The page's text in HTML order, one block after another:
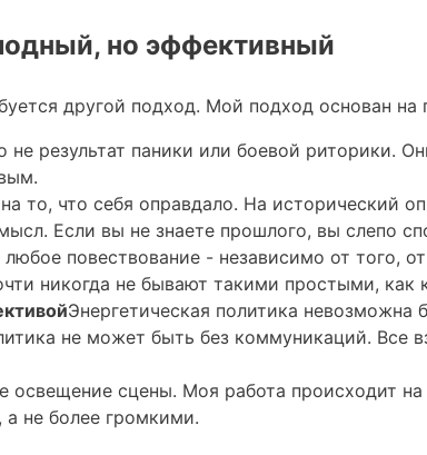
но эффективный
другой подход. Мой подход основан на
результат паники или боевой риторики.
то, что себя оправдало. На исторический
Если вы не знаете прошлого, вы слепо
повествование - независимо от того,
никогда не бывают такими простыми, как
Энергетическая политика невозможна
не может быть без коммуникаций. Все
освещение сцены. Моя работа происходит
не более громкими.